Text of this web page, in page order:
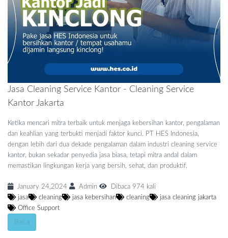
Jasa Cleaning Service Kantor - Cleaning Service
Kantor Jakarta
Ketika mencari mitra terbaik untuk menjaga kebersihan kantor, pengalaman
dan keahlian yang terbukti menjadi faktor kunci. PT HES Indonesia,
dengan lebih dari dua dekade pengalaman dalam industri cleaning service
kantor, bukan sekadar penyedia jasa biasa, tetapi mitra andal dalam
memastikan lingkungan kerja yang bersih, sehat, dan produktif.
January 24,2024 Admin
Dibaca 974 kali
jasa
cleaning jasa kebersihan cleaning
jasa cleaning jakarta
Office Support
Baca